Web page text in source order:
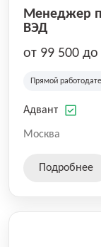
Менеджер
ВЭД
от 99 500
Прямой
Адвант
Москва
Подробнее